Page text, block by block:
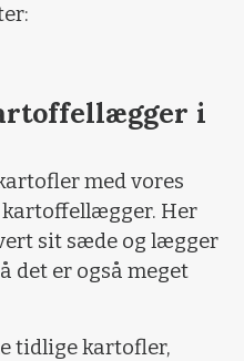
i
med vores
Her
sit sæde og lægger
det er også meget
tidlige kartofler,